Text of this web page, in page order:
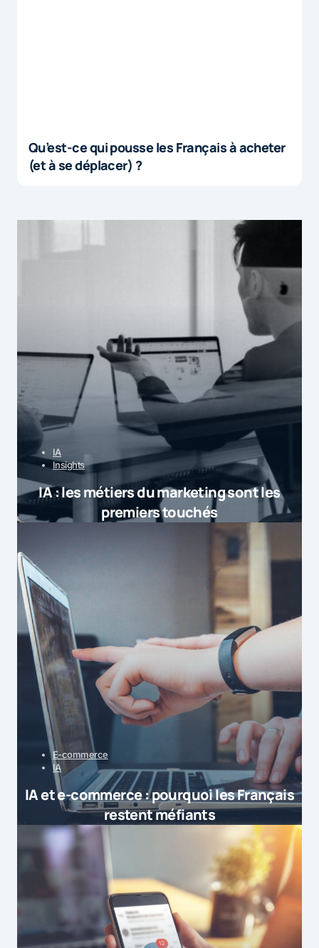
Qu’est-ce qui pousse les Français à acheter
(et à se déplacer) ?
IA
Insights
IA : les métiers du marketing sont les
premiers touchés
E-commerce
IA
IA et e-commerce : pourquoi les Français
restent méfiants